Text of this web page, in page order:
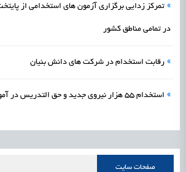
» تمرکز زدایی برگزاری آزمون های استخدامی از
در تمامی مناطق کشور
» رقابت استخدام در شرکت های دانش بنیان
» استخدام 55 هزار نیروی جدید و حق التدریس در آموزش و پرورش سال 98
صفحات سایت